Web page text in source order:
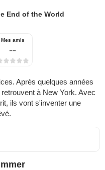
End of the World
Mes amis
--
Après quelques années
à New York. Avec
ils vont s'inventer une